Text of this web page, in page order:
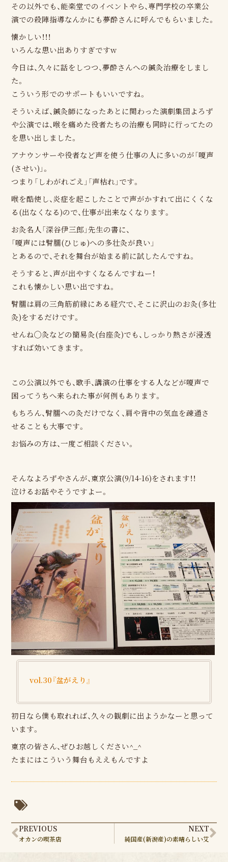
その以外でも、能楽堂でのイベントやら、専門学校の卒業公
演での殺陣指導なんかにも夢酔さんに呼んでもらいました。
懐かしい！！！
いろんな思い出ありすぎですw
今日は、久々に話をしつつ、夢酔さんへの鍼灸治療をしまし
た。
こういう形でのサポートもいいですね。
そういえば、鍼灸師になったあとに関わった演劇集団よろず
や公演では、喉を痛めた役者たちの治療も同時に行ってたの
を思い出しました。
アナウンサーや役者など声を使う仕事の人に多いのが「嗄声
(させい)」。
つまり「しわがれごえ」「声枯れ」です。
喉を酷使し、炎症を起こしたことで声がかすれて出にくくな
る(出なくなる)ので、仕事が出来なくなります。
お灸名人「深谷伊三郎」先生の書に、
「嗄声には臂臑(ひじゅ)への多壮灸が良い」
とあるので、それを舞台が始まる前に試したんですね。
そうすると、声が出やすくなるんですねー！
これも懐かしい思い出ですね。
臂臑は肩の三角筋前縁にある経穴で、そこに沢山のお灸(多壮
灸)をするだけです。
せんね◯灸などの簡易灸(台座灸)でも、しっかり熱さが浸透
すれば効いてきます。
この公演以外でも、歌手、講演の仕事をする人などが嗄声で
困ってうちへ来られた事が何例もあります。
もちろん、臂臑への灸だけでなく、肩や背中の気血を疎通さ
せることも大事です。
お悩みの方は、一度ご相談ください。
そんなよろずやさんが、東京公演(9/14-16)をされます！！
泣けるお話やそうですよー。
vol.30『盆がえり』
初日なら僕も取れれば、久々の観劇に出ようかなーと思って
います。
東京の皆さん、ぜひお越しください^_^
たまにはこういう舞台もええもんですよ
Prev
PREVIOUS
オカンの喫茶店
NEXT
純国産(新潟産)の素晴らしい艾